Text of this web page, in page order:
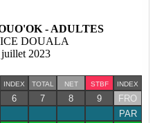
- ADULTES
DOUALA
juillet 2023
INDEX TOTAL NET STBF INDEX
6 7 8 9
FRO
PAR